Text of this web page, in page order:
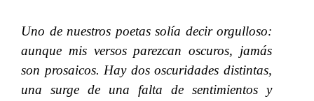
Uno de nuestros poetas solía decir orgulloso:
aunque mis versos parezcan oscuros, jamás
son prosaicos. Hay dos oscuridades distintas,
una surge de una falta de sentimientos y